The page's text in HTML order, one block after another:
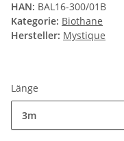
HAN: BAL16-300/01B
Kategorie: Biothane
Hersteller: Mystique
Länge
3m